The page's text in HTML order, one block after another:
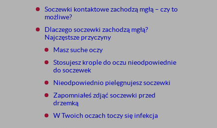
Soczewki kontaktowe zachodzą mgłą – czy to
możliwe?
Dlaczego soczewki zachodzą mgłą?
Najczęstsze przyczyny
Masz suche oczy
Stosujesz krople do oczu nieodpowiednie
do soczewek
Nieodpowiednio pielęgnujesz soczewki
Zapomniałeś zdjąć soczewki przed
drzemką
W Twoich oczach toczy się infekcja